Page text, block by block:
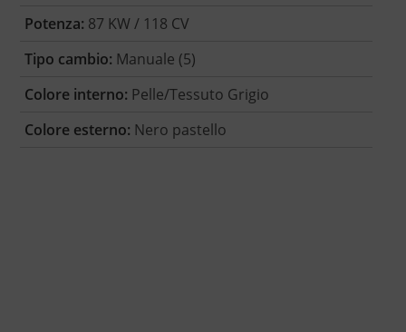
Potenza: 87 KW / 118 CV
Tipo cambio: Manuale (5)
Colore interno: Pelle/Tessuto Grigio
Colore esterno: Nero pastello